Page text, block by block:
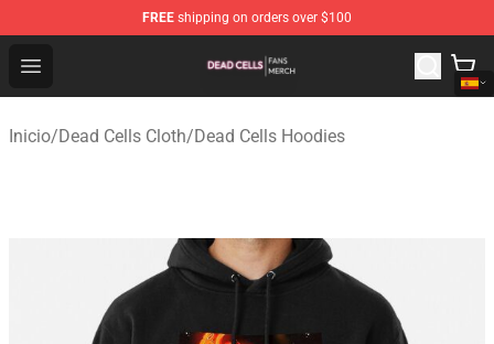
FREE shipping on orders over $100
Open menu
Dead Cells Shop - Official Dead Cells Merchandise Store
Inicio/Dead Cells Cloth/Dead Cells Hoodies